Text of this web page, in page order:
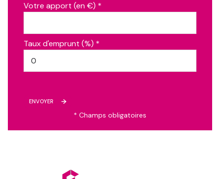
Votre apport (en €) *
Taux d'emprunt (%) *
ENVOYER
* Champs obligatoires